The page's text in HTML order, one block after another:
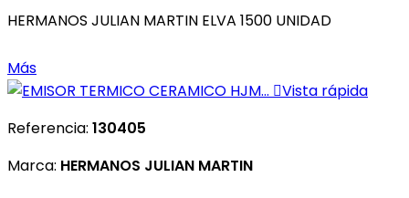
HERMANOS JULIAN MARTIN ELVA 1500 UNIDAD
Más
Vista rápida
Referencia: 130405
Marca: HERMANOS JULIAN MARTIN